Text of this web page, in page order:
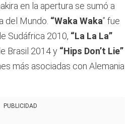
en la apertura se sumó a
del Mundo. “Waka Waka” fue
Sudáfrica 2010, “La La La”
Brasil 2014 y “Hips Don’t Lie”
más asociadas con Alemania
PUBLICIDAD